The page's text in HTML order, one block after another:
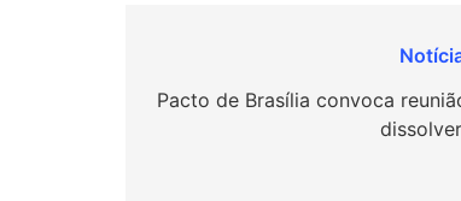
de
Pacto de Brasília convoca